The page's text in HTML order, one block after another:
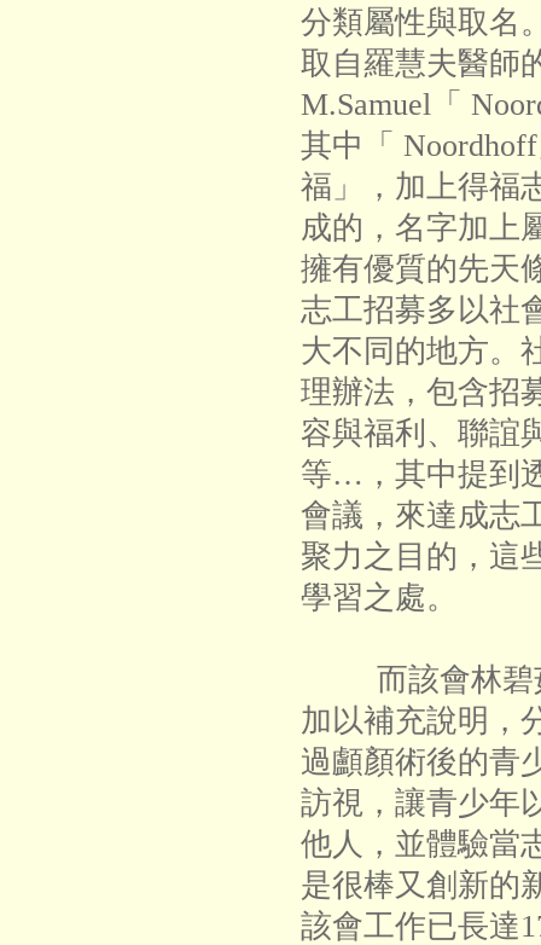
分類屬性與取名
取自羅慧夫醫師
M.Samuel「
其中「
福」，加上得福
成的，名字加上
擁有優質的先天
志工招募多以社
大不同的地方。
理辦法，包含招
容與福利、聯誼
等…，其中提到
會議，來達成志
聚力之目的，這
學習之處。
而該會林碧
加以補充說明，
過顱顏術後的青
訪視，讓青少年
他人，並體驗當
是很棒又創新的
該會工作已長達